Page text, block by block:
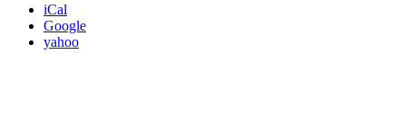
iCal
Google
yahoo